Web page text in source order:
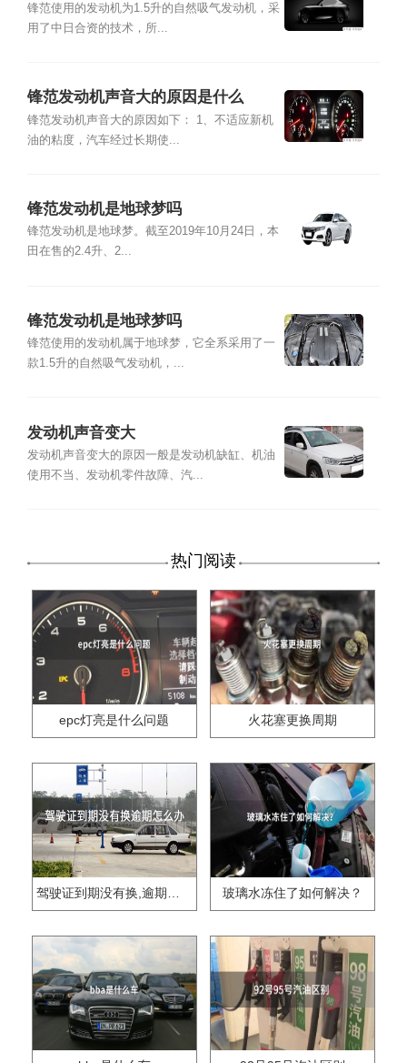
锋范使用的发动机为1.5升的自然吸气发动机，采
用了中日合资的技术，所...
锋范发动机声音大的原因是什么
锋范发动机声音大的原因如下： 1、不适应新机
油的粘度，汽车经过长期使...
锋范发动机是地球梦吗
锋范发动机是地球梦。截至2019年10月24日，本
田在售的2.4升、2...
锋范发动机是地球梦吗
锋范使用的发动机属于地球梦，它全系采用了一
款1.5升的自然吸气发动机，...
发动机声音变大
发动机声音变大的原因一般是发动机缺缸、机油
使用不当、发动机零件故障、汽...
热门阅读
epc灯亮是什么问题 火花塞更换周期
驾驶证到期没有换,逾期怎么办?? 玻璃水冻住了如何解决？